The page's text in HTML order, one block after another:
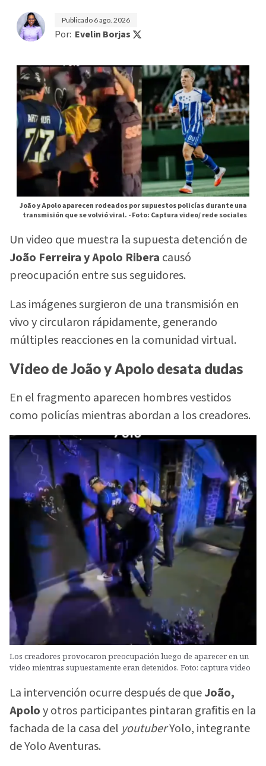
Publicado 6 ago. 2026
Por: Evelin Borjas
João y Apolo aparecen rodeados por supuestos policías durante una
transmisión que se volvió viral. -Foto: Captura video/ rede sociales
Un video que muestra la supuesta detención de
João Ferreira y Apolo Ribera causó
preocupación entre sus seguidores.
Las imágenes surgieron de una transmisión en
vivo y circularon rápidamente, generando
múltiples reacciones en la comunidad virtual.
Video de João y Apolo desata dudas
En el fragmento aparecen hombres vestidos
como policías mientras abordan a los creadores.
Los creadores provocaron preocupación luego de aparecer en un
video mientras supuestamente eran detenidos. Foto: captura video
La intervención ocurre después de queJoão,
Apoloy otros participantes pintaran grafitis en la
fachada de la casa del youtuberYolo, integrante
de Yolo Aventuras.